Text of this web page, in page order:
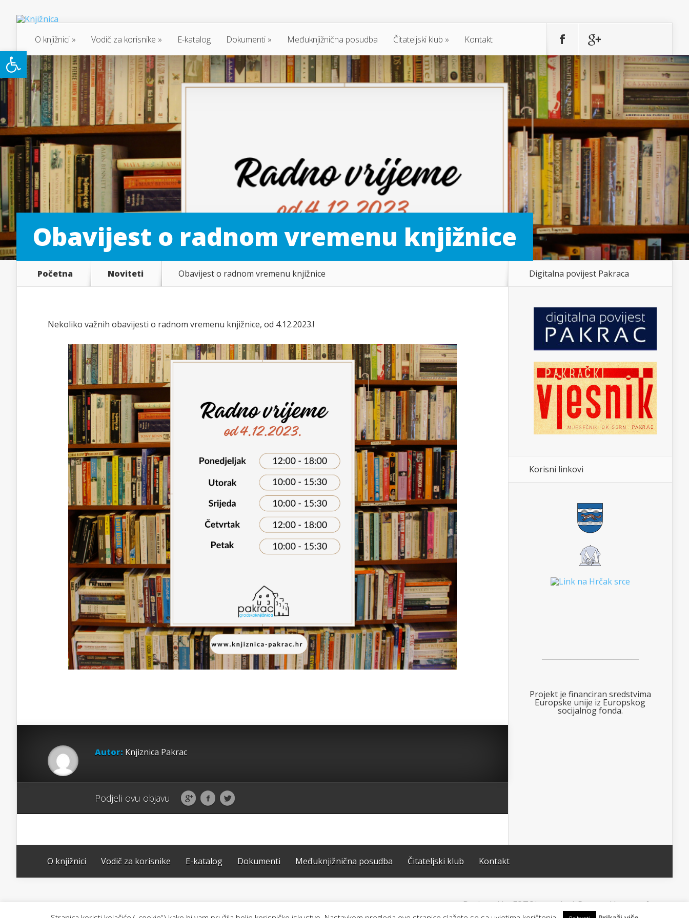
Open toolbar
O knjižnici Vodič za korisnike E-katalog Dokumenti Međuknjižnična posudba Čitateljski klub Kontakt
Obavijest o radnom vremenu knjižnice
Početna Noviteti Obavijest o radnom vremenu knjižnice
Nekoliko važnih obavijesti o radnom vremenu knjižnice, od 4.12.2023.!
Autor: Knjiznica Pakrac
Podjeli ovu objavu
Digitalna povijest Pakraca
Korisni linkovi
Projekt je financiran sredstvima
Europske unije iz Europskog
socijalnog fonda.
O knjižnici Vodič za korisnike E-katalog Dokumenti Međuknjižnična posudba Čitateljski klub Kontakt
Designed by FOTOimago.hr | Powered by WordPress